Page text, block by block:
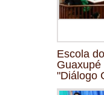
Escola
"Diálogo